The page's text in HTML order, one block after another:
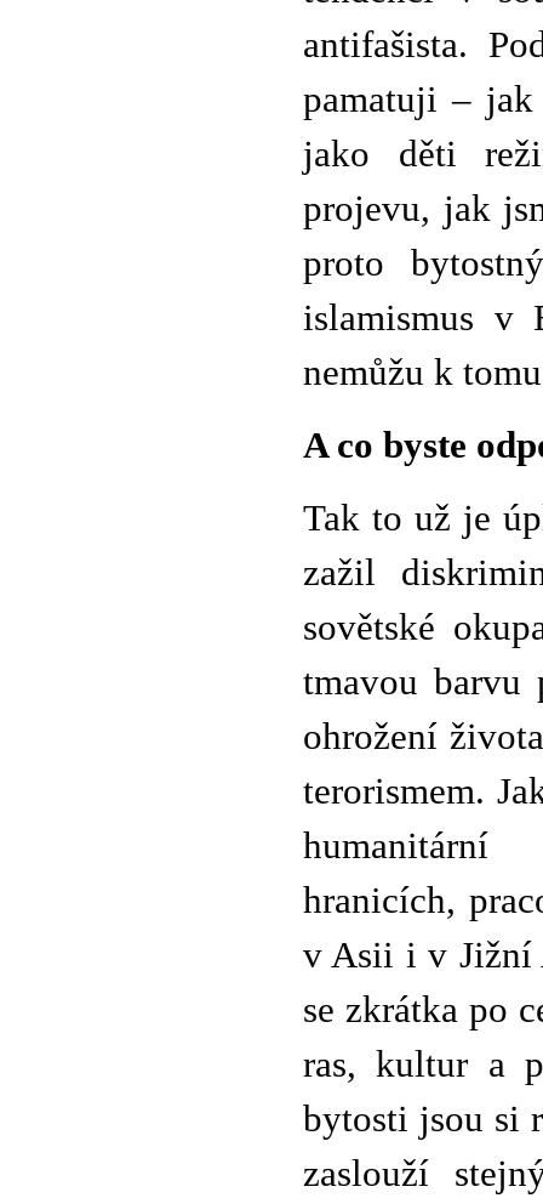
antifašista.
pamatuji –
jako děti
projevu, jak
proto
islamismus v
nemůžu k
A co byste
Tak to už je
zažil
sovětské
tmavou
ohrožení
terorismem.
humanitární
hranicích,
v Asii i v Jižní
se zkrátka po
ras, kultur a
bytosti jsou si
zaslouží